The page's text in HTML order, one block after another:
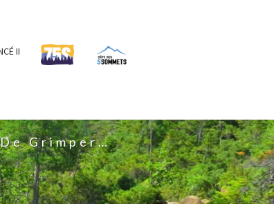
II
Grimper…